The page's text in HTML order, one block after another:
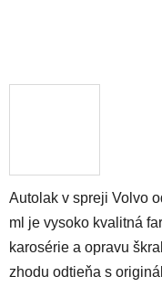
Autolak v spreji Volvo
ml je vysoko kvalitná
karosérie a opravu
zhodu odtieňa s